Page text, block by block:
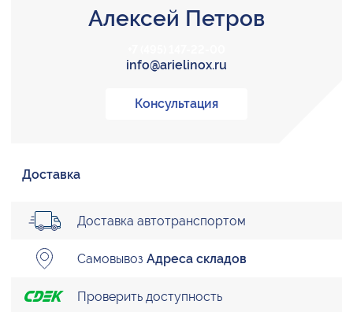
Алексей Петров
info@arielinox.ru
Консультация
Доставка
Доставка автотранспортом
Самовывоз Адреса складов
Проверить доступность